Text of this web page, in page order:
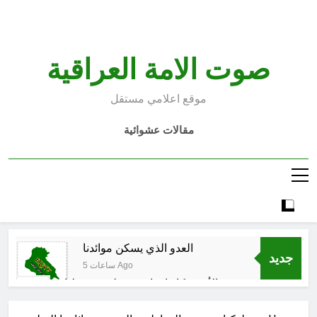
صوت الامة العراقية
موقع اعلامي مستقل
مقالات عشوائية
جديد
العدو الذي يسكن موائدنا
5 ساعات Ago
بالأمس كانوا يراهنون على سقوطنا